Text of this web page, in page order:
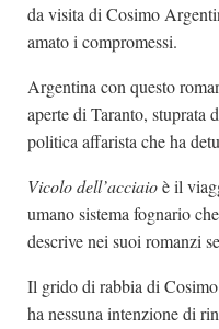
da visita di Cosimo
amato i compromessi.
Argentina con questo
aperte di Taranto, stuprata
politica affarista che ha
Vicolo dell’acciaioè il
umano sistema fognario
descrive nei suoi romanzi
Il grido di rabbia di
ha nessuna intenzione di